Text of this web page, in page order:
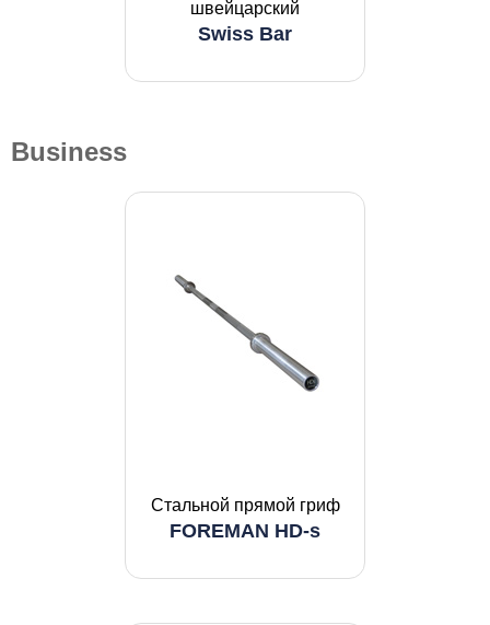
швейцарский
Swiss Bar
Business
Стальной прямой гриф
FOREMAN HD-s